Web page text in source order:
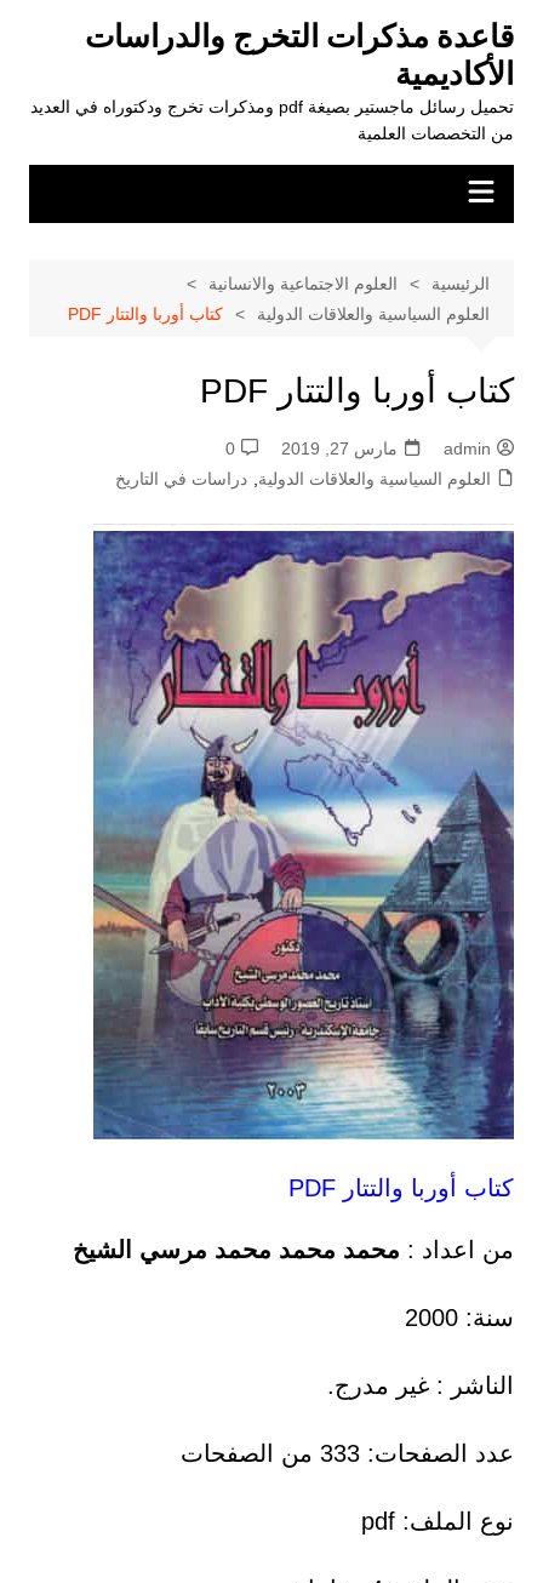
المحتوى
قاعدة مذكرات التخرج والدراسات
الأكاديمية
تحميل رسائل ماجستير بصيغة pdf ومذكرات تخرج ودكتوراه في العديد
من التخصصات العلمية
الرئيسية
العلوم الاجتماعية والانسانية
العلوم السياسية والعلاقات الدولية
كتاب أوربا والتتار PDF
كتاب أوربا والتتار PDF
admin مارس 27, 2019
0
العلوم السياسية والعلاقات الدولية
دراسات في التاريخ
كتاب أوربا والتتار PDF
من اعداد : محمد محمد محمد مرسي الشيخ
سنة: 2000
الناشر : غير مدرج.
عدد الصفحات: 333 من الصفحات
نوع الملف: pdf